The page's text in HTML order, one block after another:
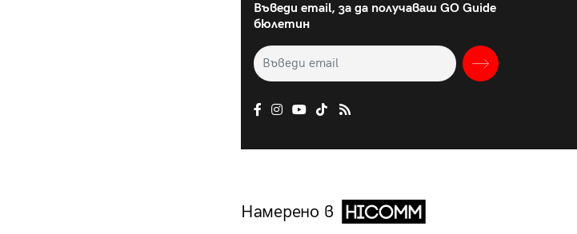
Въведи email, за да получаваш GO Guide
бюлетин
Намерено в